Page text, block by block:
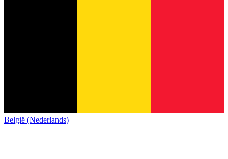
België (Nederlands)